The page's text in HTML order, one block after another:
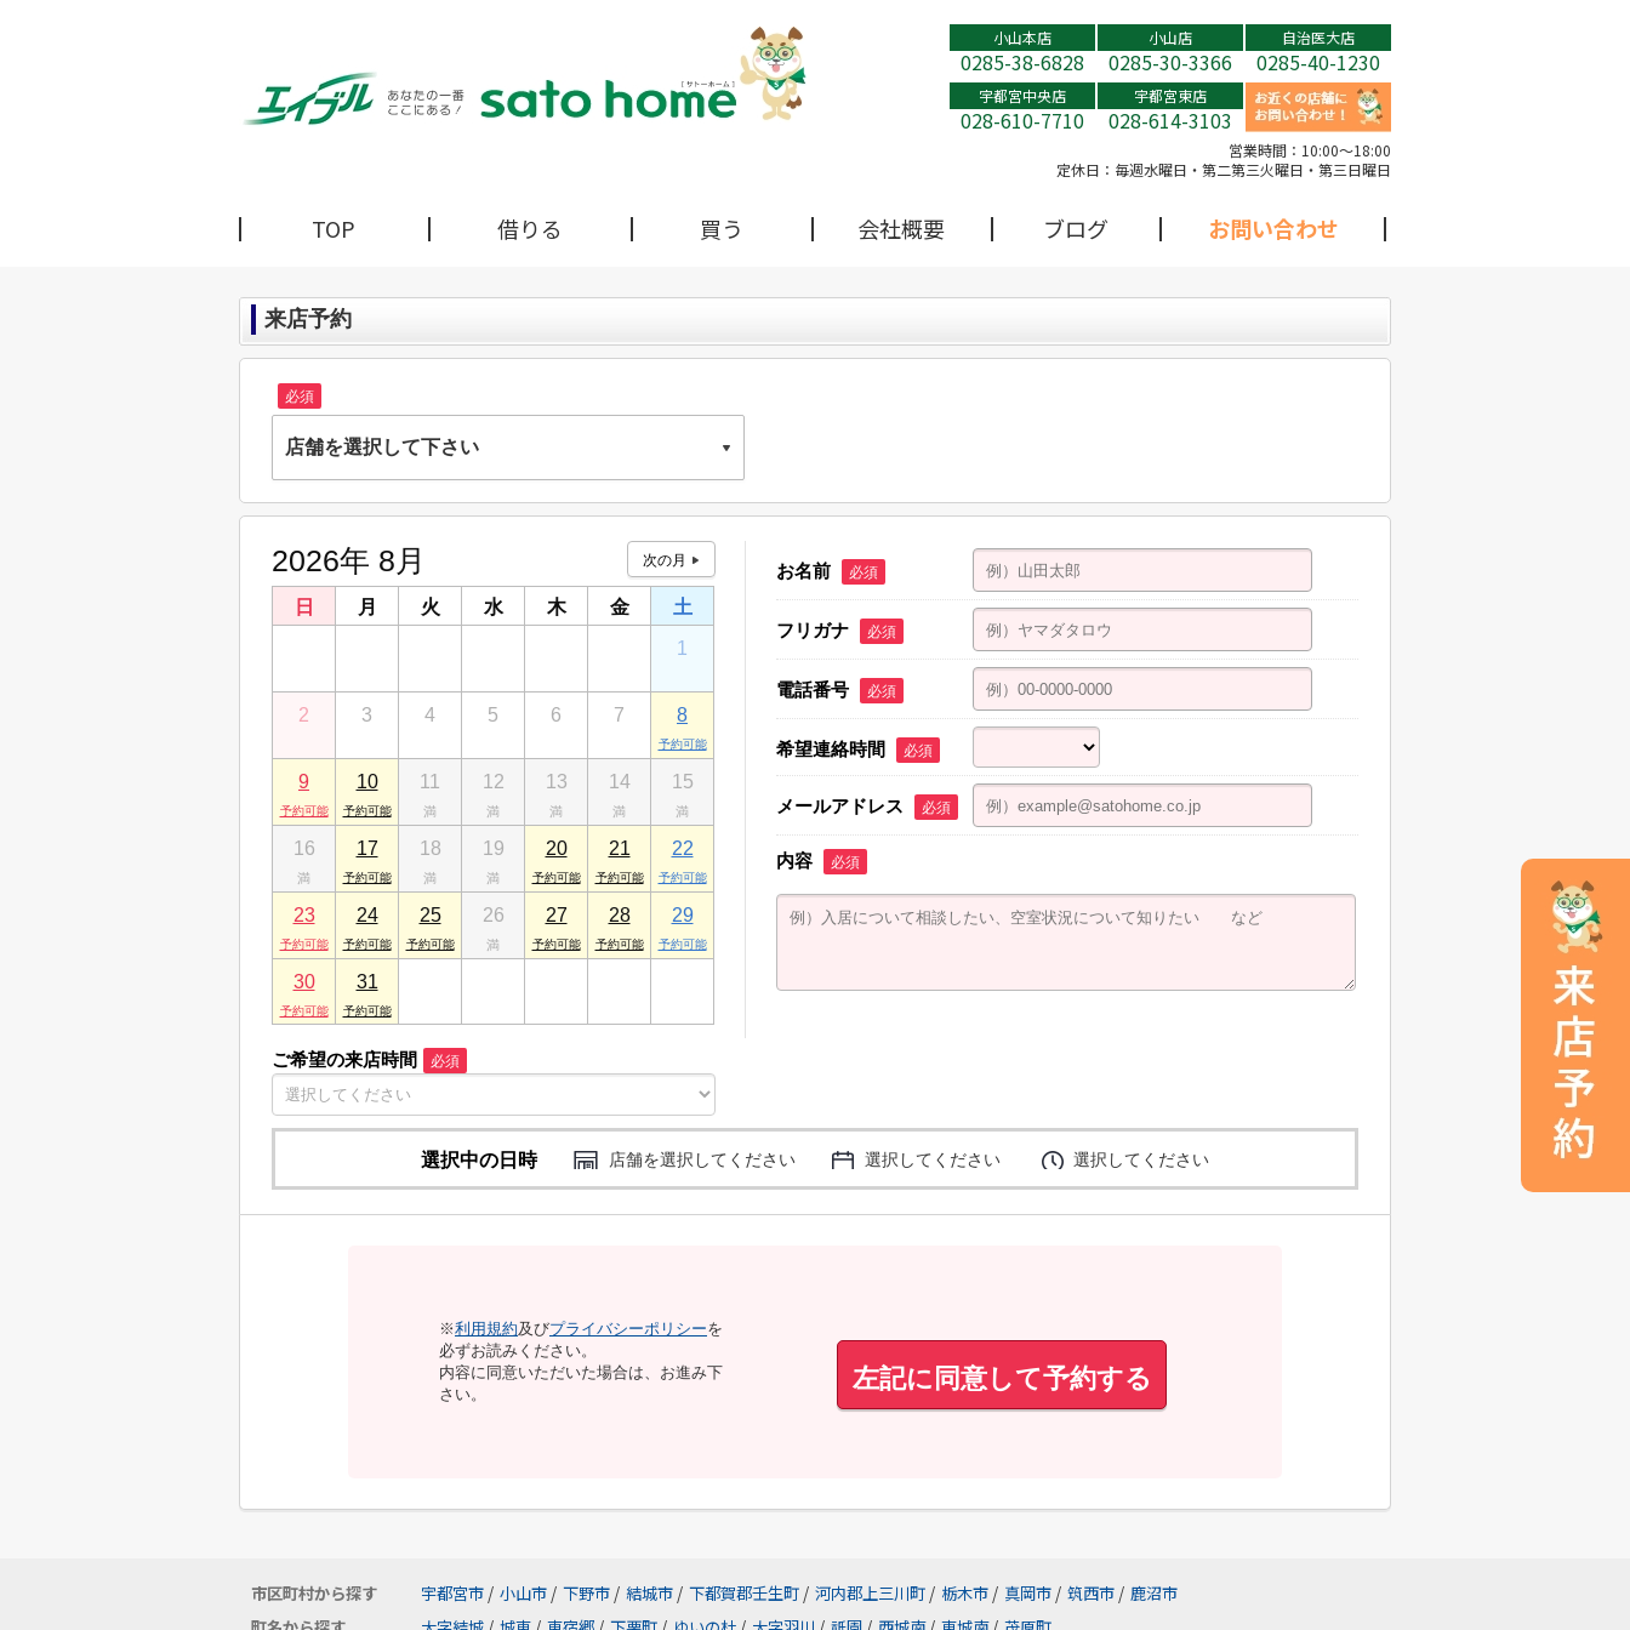
小山本店
0285-38-6828
小山店
0285-30-3366
自治医大店
0285-40-1230
宇都宮中央店
028-610-7710
宇都宮東店
028-614-3103
営業時間： 10:00～18:00
定休日： 毎週水曜日・第二第三火曜日・第三日曜日
TOP 借りる 買う 会社概要 ブログ お問い合わせ
来店予約
必須
店舗を選択して下さい
株式会社サトーホーム 小山本店
株式会社サトーホーム 小山店
栃木県小山市犬塚３丁目24-8
株式会社サトーホーム 自治医大店
株式会社サトーホーム 宇都宮東店
栃木県宇都宮市平松本町1223-9
株式会社サトーホーム 宇都宮中央店
栃木県宇都宮市東宿郷６丁目1-20 ハシモトマンション1F
2026年 8月
日 月 火 水 木 金
土
1
2 3 4 5 6 7 8
9 10 11 12 13 14 15
16 17 18 19 20 21 22
23 24 25 26 27 28 29
30 31
ご希望の来店時間 必須
お名前 必須
フリガナ 必須
電話番号 必須
希望連絡時間 必須
メールアドレス 必須
内容 必須
選択中の日時 店舗を選択してください 選択してください 選択してください
※利用規約及びプライバシーポリシーを
必ずお読みください。
内容に同意いただいた場合は、お進み下
さい。
左記に同意して予約する
市区町村から探す 宇都宮市 / 小山市 / 下野市 / 結城市 / 下都賀郡壬生町 / 河内郡上三川町 / 栃木市 / 真岡市 / 筑西市 / 鹿沼市